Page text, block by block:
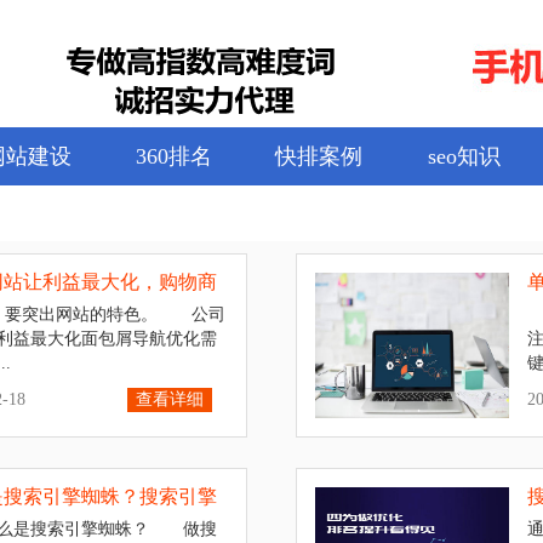
站建设 360排名 快排案例 seo知识
让利益最大化，购物商
出网站的特色。 公司
益最大化面包屑导航优化需
18
查看详细
索引擎蜘蛛？搜索引擎
搜索引擎蜘蛛？ 做搜